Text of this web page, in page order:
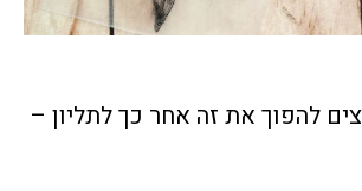
להפוך את זה אחר כך לתליון –